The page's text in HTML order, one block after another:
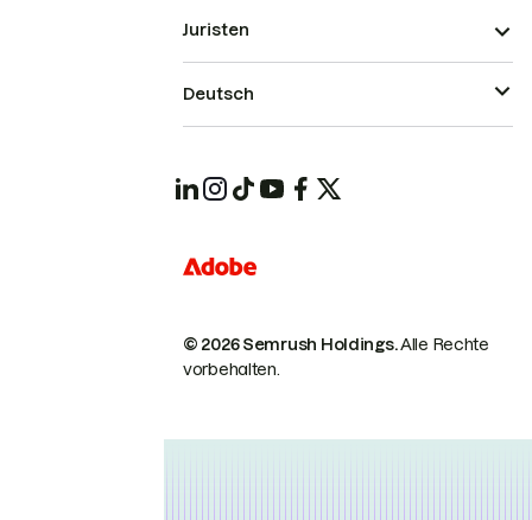
© 2026 Semrush Holdings.Alle Rechte
vorbehalten.
Juristen
Deutsch